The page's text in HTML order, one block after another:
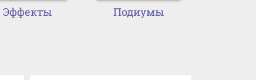
Эффекты Подиумы